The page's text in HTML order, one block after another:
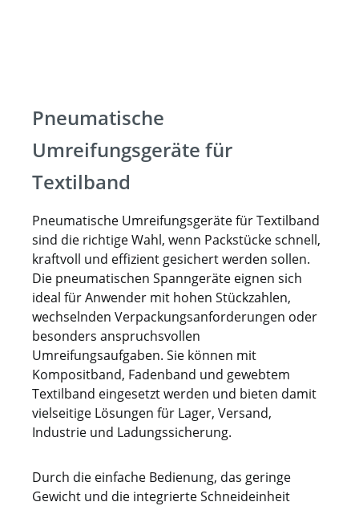
Pneumatische
Umreifungsgeräte für
Textilband
Pneumatische Umreifungsgeräte für Textilband
sind die richtige Wahl, wenn Packstücke schnell,
kraftvoll und effizient gesichert werden sollen.
Die pneumatischen Spanngeräte eignen sich
ideal für Anwender mit hohen Stückzahlen,
wechselnden Verpackungsanforderungen oder
besonders anspruchsvollen
Umreifungsaufgaben. Sie können mit
Kompositband, Fadenband und gewebtem
Textilband eingesetzt werden und bieten damit
vielseitige Lösungen für Lager, Versand,
Industrie und Ladungssicherung.
Durch die einfache Bedienung, das geringe
Gewicht und die integrierte Schneideinheit